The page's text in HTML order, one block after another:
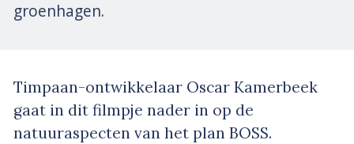
groenhagen.
Timpaan-ontwikkelaar Oscar Kamerbeek
gaat in dit filmpje nader in op de
natuuraspecten van het plan BOSS.